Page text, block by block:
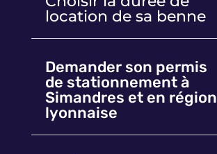
location de sa benne
Demander son permis
de stationnement à
Simandres et en région
lyonnaise